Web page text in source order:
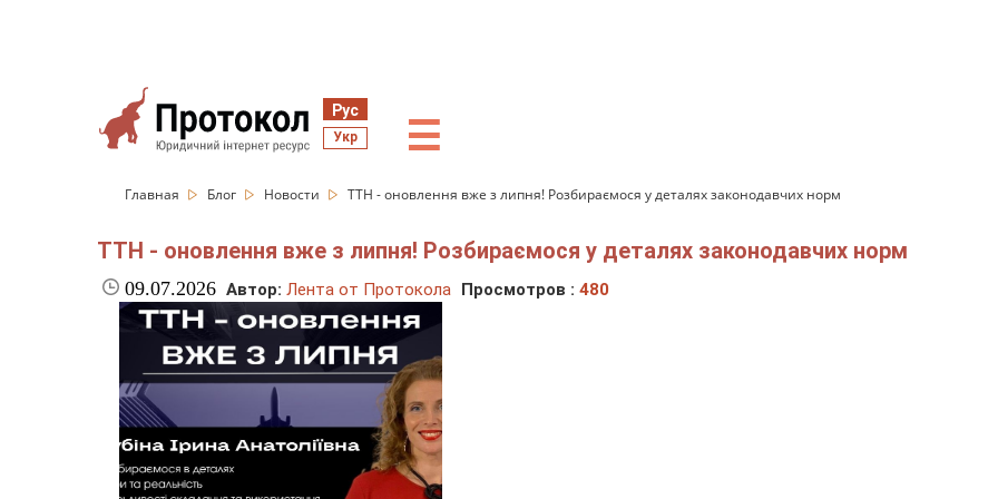
Рус
Укр ☰
Главная Блог Новости ТТН - оновлення вже з липня! Розбираємося у деталях законодавчих норм
ТТН - оновлення вже з липня! Розбираємося у деталях законодавчих норм
09.07.2026 Автор: Лента от Протокола Просмотров : 480